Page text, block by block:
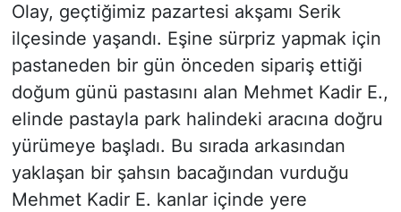
Olay, geçtiğimiz pazartesi akşamı Serik
ilçesinde yaşandı. Eşine sürpriz yapmak için
pastaneden bir gün önceden sipariş ettiği
doğum günü pastasını alan Mehmet Kadir E.,
elinde pastayla park halindeki aracına doğru
yürümeye başladı. Bu sırada arkasından
yaklaşan bir şahsın bacağından vurduğu
Mehmet Kadir E. kanlar içinde yere